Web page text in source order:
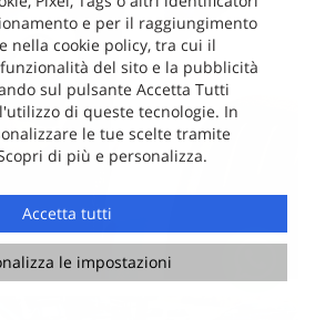
e per il raggiungimento
nella cookie policy, tra cui il
del sito e la pubblicità
sul pulsante Accetta Tutti
di queste tecnologie. In
le tue scelte tramite
di più e personalizza.
Accetta tutti
le impostazioni